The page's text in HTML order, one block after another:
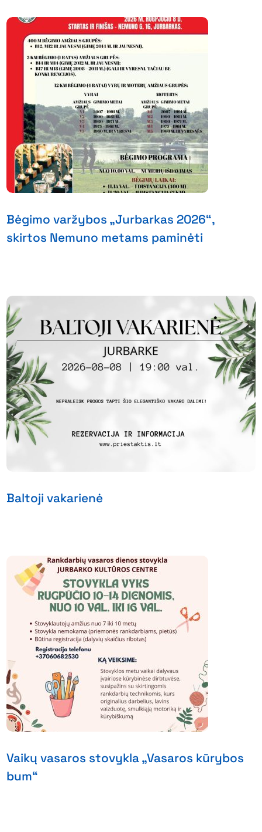
Bėgimo varžybos „Jurbarkas 2026“,
skirtos Nemuno metams paminėti
Baltoji vakarienė
Vaikų vasaros stovykla „Vasaros kūrybos
bum“